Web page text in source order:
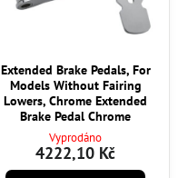
Extended Brake Pedals, For
Models Without Fairing
Lowers, Chrome Extended
Brake Pedal Chrome
Vyprodáno
4222,10 Kč